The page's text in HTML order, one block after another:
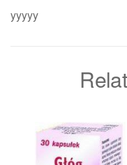
yyyyy